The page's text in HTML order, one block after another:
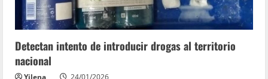
Detectan intento de introducir drogas al territorio
nacional
Yilena 24/01/2026